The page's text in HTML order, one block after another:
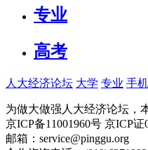
专业
高考
人大经济论坛 大学 专业 手
为做大做强人大经济论坛，
京ICP备11001960号 京ICP
邮箱：service@pinggu.org